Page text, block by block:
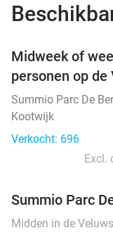
Midweek of
personen op de
Summio Parc De
Kootwijk
Verkocht: 696
Excl.
Summio Parc
Midden in de